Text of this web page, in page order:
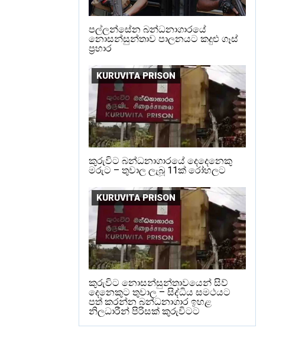
පල්ලන්සේන බන්ධනාගාරයේ
නොසන්සුන්තාව පාලනයට කදුළු ගෑස්
ප්‍රහාර
KURUVITA PRISON
කුරුවිට බන්ධනාගාරයේ දෙදෙනෙකු
මරුට – තුවාල ලැබූ 11ක් රෝහලට
KURUVITA PRISON
කුරුවිට නොසන්සුන්තාවයෙන් සිව්
දෙනෙකුට තුවාල – සිද්ධිය සමථයට
පත් කරන්න බන්ධනාගාර ඉහළ
නිලධාරීන් පිරිසක් කුරුවිටට